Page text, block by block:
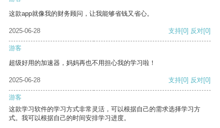
这款app就像我的财务顾问，让我能够省钱又省心。
2025-06-28 支持[0] 反对[0]
游客
超级好用的加速器，妈妈再也不用担心我的学习啦！
2025-06-28 支持[0] 反对[0]
游客
这款学习软件的学习方式非常灵活，可以根据自己的需求选择学习方
式。我可以根据自己的时间安排学习进度。